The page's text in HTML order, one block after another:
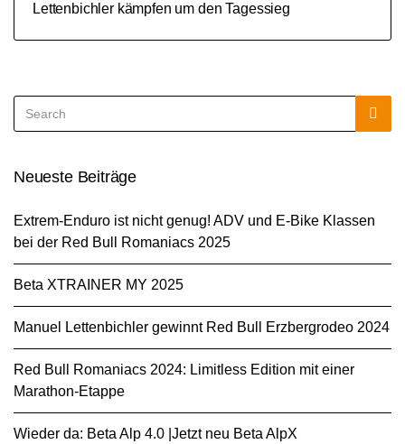
Lettenbichler kämpfen um den Tagessieg
for:
Neueste Beiträge
Extrem-Enduro ist nicht genug! ADV und E-Bike Klassen
bei der Red Bull Romaniacs 2025
Beta XTRAINER MY 2025
Manuel Lettenbichler gewinnt Red Bull Erzbergrodeo 2024
Red Bull Romaniacs 2024: Limitless Edition mit einer
Marathon-Etappe
Wieder da: Beta Alp 4.0 |Jetzt neu Beta AlpX